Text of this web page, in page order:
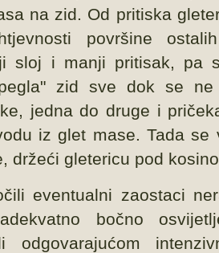
na zid. Od pritiska
površine
sloj i manji pritisak, pa
zid sve dok se ne
jedna do druge i
iz glet mase. Tada
držeći gletericu pod
eventualni zaostaci
bočno
odgovarajućom